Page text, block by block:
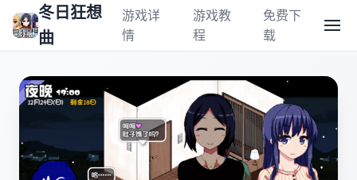
冬日狂想
曲
游戏详
情
游戏教
程
免费下
载